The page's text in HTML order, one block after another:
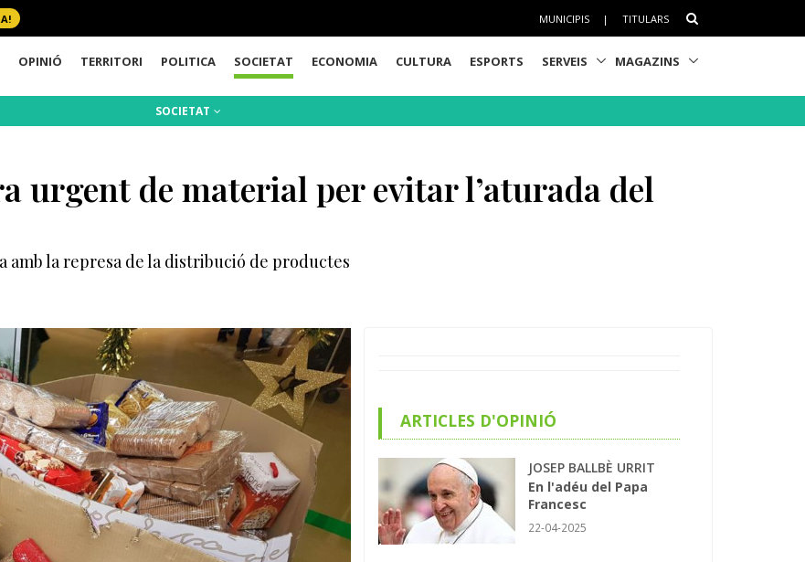
MUNICIPIS | TITULARS
OPINIÓ TERRITORI POLITICA SOCIETAT ECONOMIA CULTURA ESPORTS SERVEIS MAGAZINS
SOCIETAT
urgent de material per evitar l’aturada del
amb la represa de la distribució de productes
ARTICLES D'OPINIÓ
JOSEP BALLBÈ URRIT
En l'adéu del Papa
Francesc
22-04-2025